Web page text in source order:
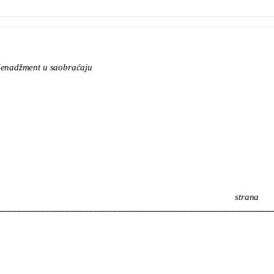
u saobraćaju
strana